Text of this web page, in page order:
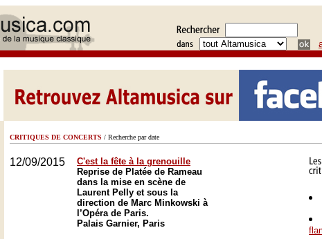
CRITIQUES DE CONCERTS / Recherche par date
12/09/2015
C'est la fête à la grenouille
Reprise de Platée de Rameau
dans la mise en scène de
Laurent Pelly et sous la
direction de Marc Minkowski à
l’Opéra de Paris.
Palais Garnier, Paris